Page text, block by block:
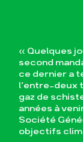
« Quelques
second
ce dernier a
l’entre-deux
gaz de
années à
Société
objectifs